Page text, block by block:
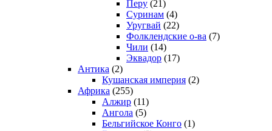
Перу (21)
Суринам (4)
Уругвай (22)
Фолклендские о-ва (7)
Чили (14)
Эквадор (17)
Антика (2)
Кушанская империя (2)
Африка (255)
Алжир (11)
Ангола (5)
Бельгийское Конго (1)